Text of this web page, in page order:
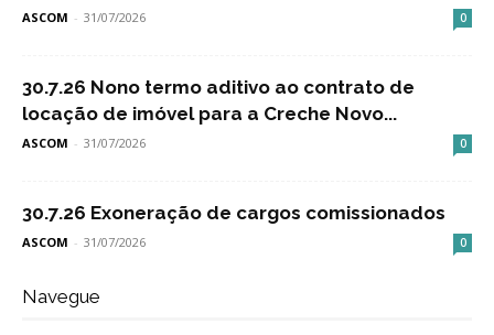
ASCOM - 31/07/2026 0
30.7.26 Nono termo aditivo ao contrato de
locação de imóvel para a Creche Novo...
ASCOM - 31/07/2026 0
30.7.26 Exoneração de cargos comissionados
ASCOM - 31/07/2026 0
Navegue